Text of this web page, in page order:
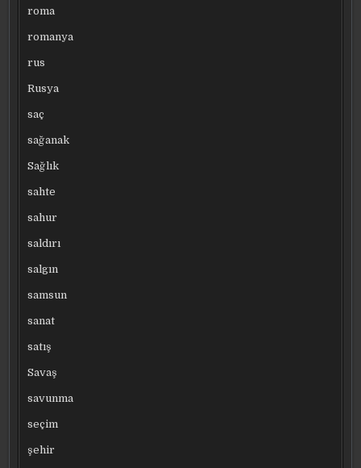
roma
romanya
rus
Rusya
saç
sağanak
Sağlık
sahte
sahur
saldırı
salgın
samsun
sanat
satış
Savaş
savunma
seçim
şehir